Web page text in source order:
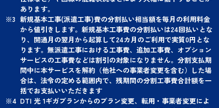
あります。
新規基本工事(派遣工事)費の分割払い相当額を毎月の利用料金
から値引きします。新規基本工事費の分割払いは24回払いとな
り、開通月の翌月から起算して24カ月のご利用で実質0円とな
ります。無派遣工事における工事費、追加工事費、オプション
サービスの工事費などは割引の対象になりません。分割支払期
間中に本サービスを解約（他社への事業者変更を含む）した場
合は、法令の定める範囲内で、残期間の分割工事費合計額を一
括でお支払いいただきます
DTI 光 1ギガプランからのプラン変更、転用・事業者変更によ